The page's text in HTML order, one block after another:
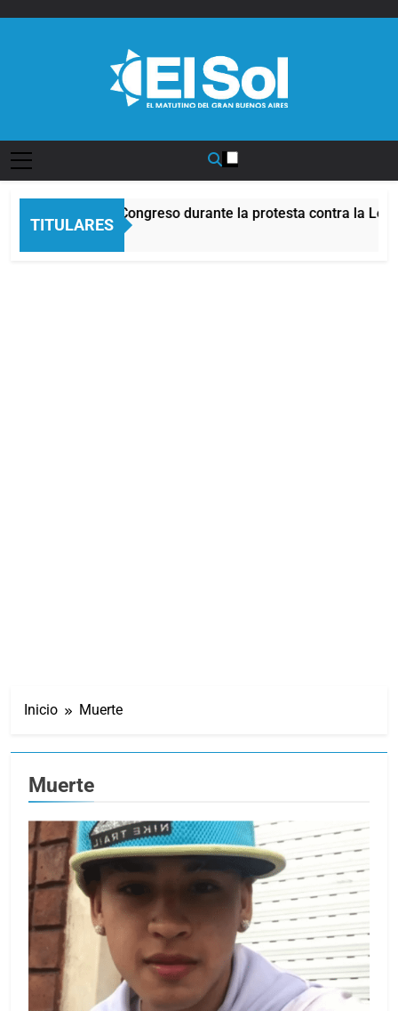
TITULARES
al Congreso durante la protesta contra la Ley de
Inicio Muerte
Muerte